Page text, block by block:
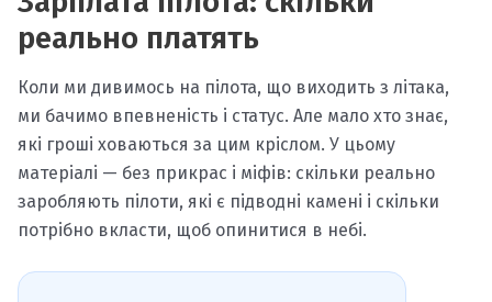
реально платять
Коли ми дивимось на пілота, що виходить з літака,
ми бачимо впевненість і статус. Але мало хто знає,
які гроші ховаються за цим кріслом. У цьому
матеріалі — без прикрас і міфів: скільки реально
заробляють пілоти, які є підводні камені і скільки
потрібно вкласти, щоб опинитися в небі.